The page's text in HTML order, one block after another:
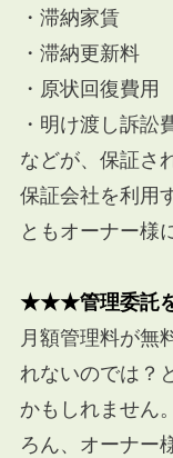
・滞納家賃
・滞納更新料
・原状回復費用
・明け渡し訴訟
などが、保証さ
保証会社を利用
ともオーナー様
★★★管理委託
月額管理料が無
れないのでは？
かもしれません
ろん、オーナー